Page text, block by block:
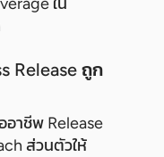
Release ถูก
อาชีพ Release
ส่วนตัวให้